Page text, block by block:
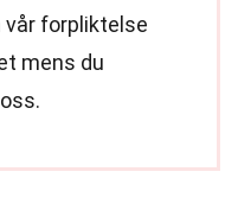
vår forpliktelse
mens du